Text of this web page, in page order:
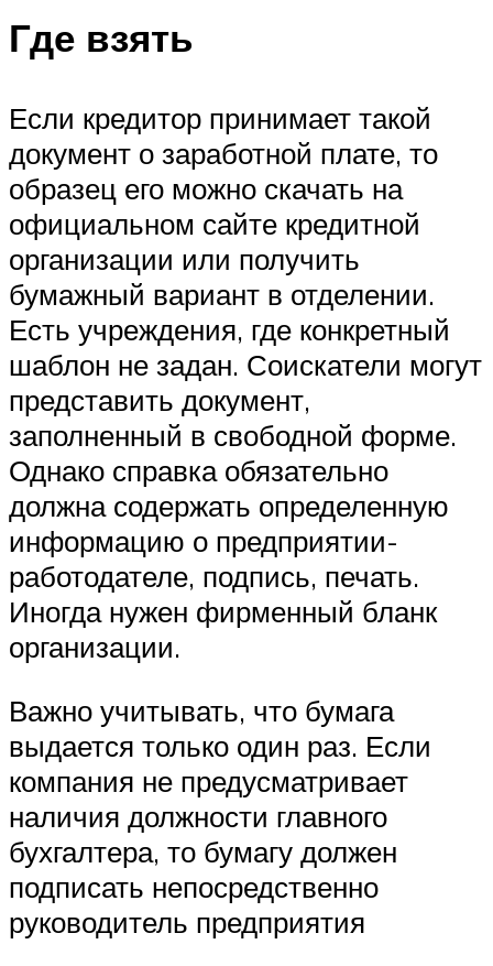
Где взять
Если кредитор принимает такой
документ о заработной плате, то
образец его можно скачать на
официальном сайте кредитной
организации или получить
бумажный вариант в отделении.
Есть учреждения, где конкретный
шаблон не задан. Соискатели могут
представить документ,
заполненный в свободной форме.
Однако справка обязательно
должна содержать определенную
информацию о предприятии-
работодателе, подпись, печать.
Иногда нужен фирменный бланк
организации.
Важно учитывать, что бумага
выдается только один раз. Если
компания не предусматривает
наличия должности главного
бухгалтера, то бумагу должен
подписать непосредственно
руководитель предприятия